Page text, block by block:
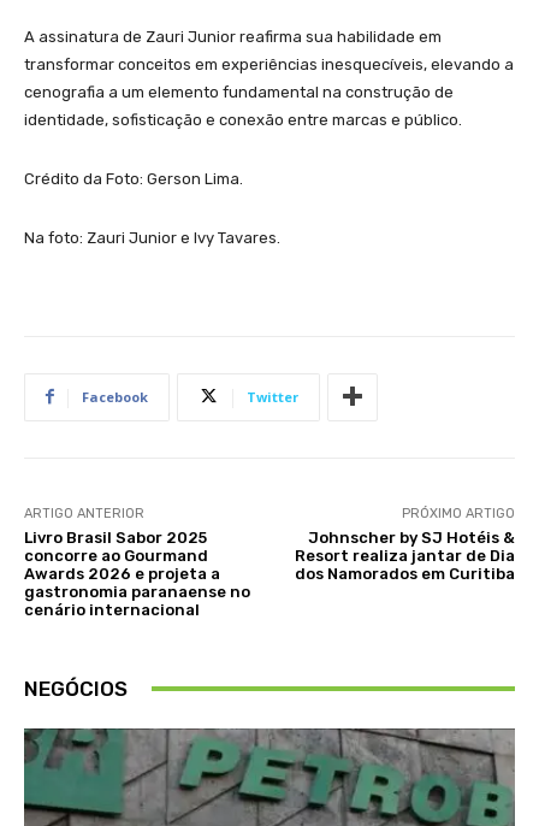
A assinatura de Zauri Junior reafirma sua habilidade em
transformar conceitos em experiências inesquecíveis, elevando a
cenografia a um elemento fundamental na construção de
identidade, sofisticação e conexão entre marcas e público.
Crédito da Foto: Gerson Lima.
Na foto: Zauri Junior e Ivy Tavares.
Facebook Twitter
ARTIGO ANTERIOR
Livro Brasil Sabor 2025
concorre ao Gourmand
Awards 2026 e projeta a
gastronomia paranaense no
cenário internacional
PRÓXIMO ARTIGO
Johnscher by SJ Hotéis &
Resort realiza jantar de Dia
dos Namorados em Curitiba
NEGÓCIOS